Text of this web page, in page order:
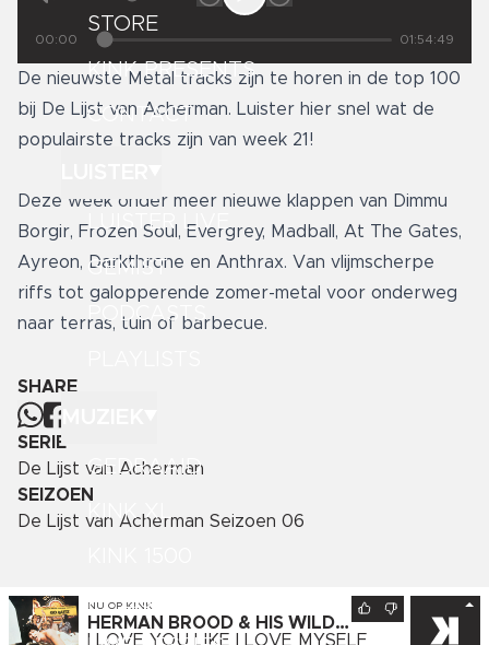
STORE
KINK PRESENTS
CONTACT
LUISTER LIVE
GEMIST
PODCASTS
GEDRAAID
KINK XL
HITLIJSTEN
00:00 01:54:49
De nieuwste Metal tracks zijn te horen in de top 100
bij De Lijst van Acherman. Luister hier snel wat de
populairste tracks zijn van week 21!
Deze week onder meer nieuwe klappen van Dimmu
Borgir, Frozen Soul, Evergrey, Madball, At The Gates,
Ayreon, Darkthrone en Anthrax. Van vlijmscherpe
riffs tot galopperende zomer-metal voor onderweg
naar terras, tuin of barbecue.
SHARE
SERIE
De Lijst van Acherman
SEIZOEN
De Lijst van Acherman Seizoen 06
NU OP KINK
HERMAN BROOD & HIS WILD
ROMANCE
I LOVE YOU LIKE I LOVE MYSELF